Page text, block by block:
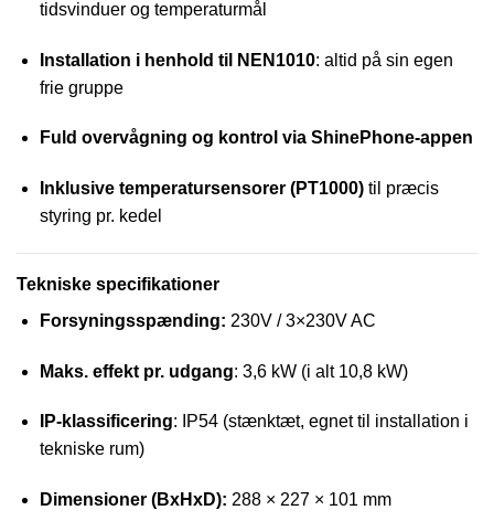
tidsvinduer og temperaturmål
Installation i henhold til NEN1010: altid på sin egen
frie gruppe
Fuld overvågning og kontrol via ShinePhone-appen
Inklusive temperatursensorer (PT1000)til præcis
styring pr. kedel
Tekniske specifikationer
Forsyningsspænding: 230V / 3×230V AC
Maks. effekt pr. udgang: 3,6 kW (i alt 10,8 kW)
IP-klassificering: IP54 (stænktæt, egnet til installation i
tekniske rum)
Dimensioner (BxHxD): 288 × 227 × 101 mm